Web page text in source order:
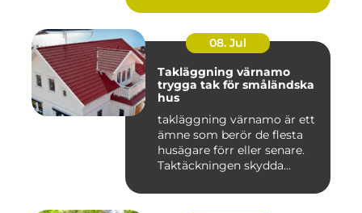
08. Jul
Takläggning värnamo
trygga tak för småländska
hus
takläggning värnamo är ett
ämne som berör de flesta
husägare förr eller senare.
Taktäckningen skydda...